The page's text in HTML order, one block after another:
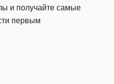
и получайте самые
первым